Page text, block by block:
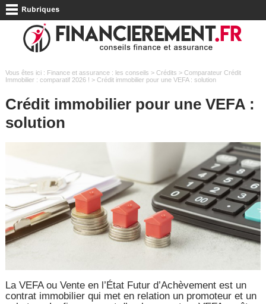
Vous êtes ici : Finance et assurance : les conseils > Crédits > Comparateur Crédit
Immobilier : comparatif 2026 ! > Crédit immobilier pour une VEFA : solution
Crédit immobilier pour une VEFA :
solution
La VEFA ou Vente en l’État Futur d’Achèvement est un
contrat immobilier qui met en relation un promoteur et un